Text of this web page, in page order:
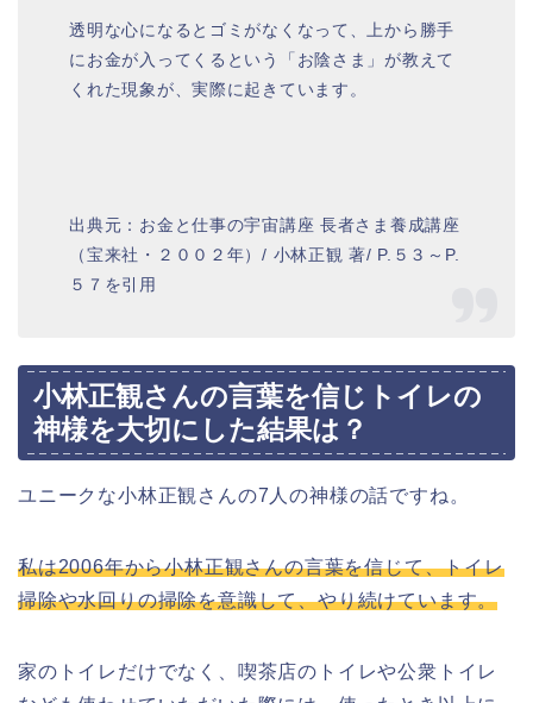
透明な心になるとゴミがなくなって、上から勝手
にお金が入ってくるという「お陰さま」が教えて
くれた現象が、実際に起きています。
出典元：お金と仕事の宇宙講座 長者さま養成講座
（宝来社・２００２年）/ 小林正観 著/ P.５３～P.
５７を引用
小林正観さんの言葉を信じトイレの
神様を大切にした結果は？
ユニークな小林正観さんの7人の神様の話ですね。
私は2006年から小林正観さんの言葉を信じて、トイレ
掃除や水回りの掃除を意識して、やり続けています。
家のトイレだけでなく、喫茶店のトイレや公衆トイレ